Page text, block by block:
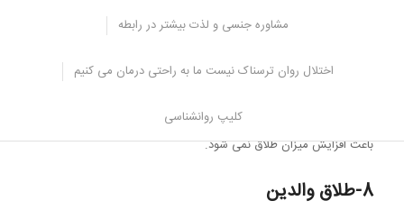
مشاوره جنسی و لذت بیشتر در رابطه
اختلال روان ترسناک نیست ما به راحتی درمان می کنیم
کلیپ روانشناسی
مشارکت در مشاوره قبل از ازدواج می تواند میزان طلاق را به میزان قابل
توجهی کاهش دهد.
مشاوره قبل از ازدواج، همسران را در چگونگی حل مشکلات و اختلافات
یاری می کند، و برای حل مسائلی که ممکن است بعدا درگیری های
متأسفانه بسیاری از زوج ها در جلسات مشاوره ای شرکت نمی کنند و این
باعث افزایش میزان طلاق نمی شود.
8-طلاق والدین